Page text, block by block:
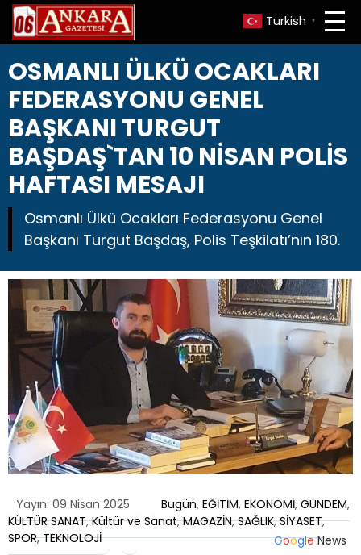
Turkish ▼
OSMANLI ÜLKÜ OCAKLARI
FEDERASYONU GENEL
BAŞKANI TURGUT
BAŞDAŞ`TAN 10 NİSAN POLİS
HAFTASI MESAJI
Osmanlı Ülkü Ocakları Federasyonu Genel
Başkanı Turgut Başdaş, Polis Teşkilatı’nın 180.
Yayın: 09 Nisan 2025 Bugün, EĞİTİM, EKONOMİ, GÜNDEM,
KÜLTÜR SANAT,Kültür ve Sanat,MAGAZİN,SAĞLIK,SİYASET,
SPOR,TEKNOLOJİ Google News